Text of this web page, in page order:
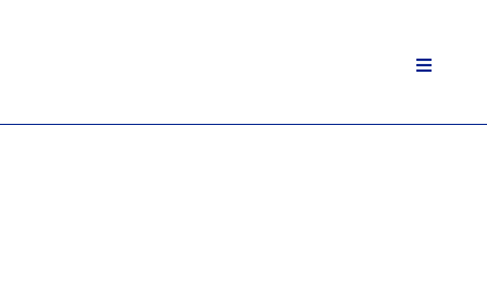
Toggle